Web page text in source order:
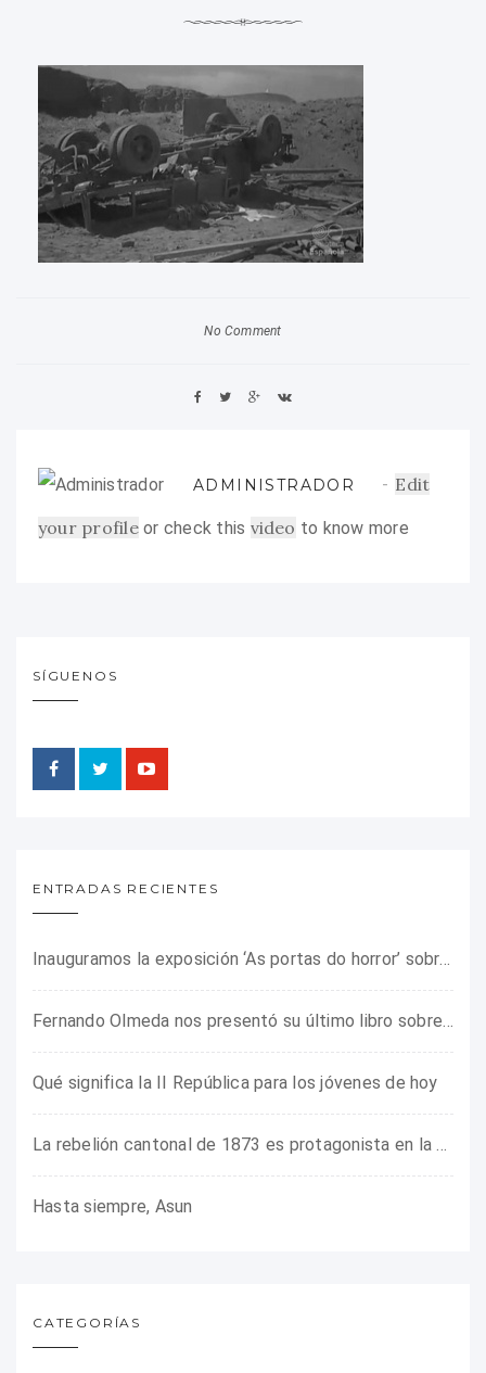
No Comment
ADMINISTRADOR
Edit
your profileor check this video to know more
SÍGUENOS
ENTRADAS RECIENTES
Inauguramos la exposición ‘As portas do horror’ sobre el campo de concentración franquista de Camposancos
Fernando Olmeda nos presentó su último libro sobre la fotógrafa Gerda Taro
Qué significa la II República para los jóvenes de hoy
La rebelión cantonal de 1873 es protagonista en la ARMHADH
Hasta siempre, Asun
CATEGORÍAS